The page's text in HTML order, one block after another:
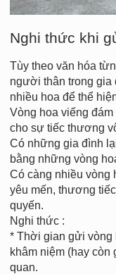
Nghi thức khi
Tùy theo văn hóa
người thân trong gia
nhiều hoa để thể
Vòng hoa viếng
cho sự tiếc thương
Có những gia đình
bằng những vòng
Có càng nhiều vòng
yêu mến, thương
quyến.
Nghi thức :
* Thời gian gửi vòng
khâm niệm (hay
quan.